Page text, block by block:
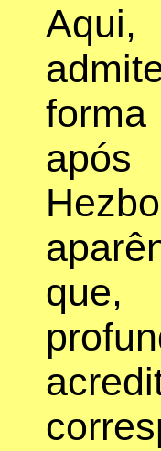
Aqui,
após
que,